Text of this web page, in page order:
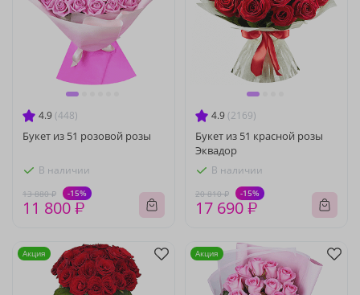
4.9 (448)
Букет из 51 розовой розы
В наличии
13 880 ₽ -15%
11 800 ₽
4.9 (2169)
Букет из 51 красной розы
Эквадор
В наличии
20 810 ₽ -15%
17 690 ₽
Акция Акция